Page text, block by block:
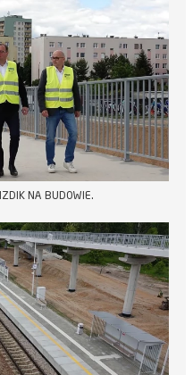
NA BUDOWIE.